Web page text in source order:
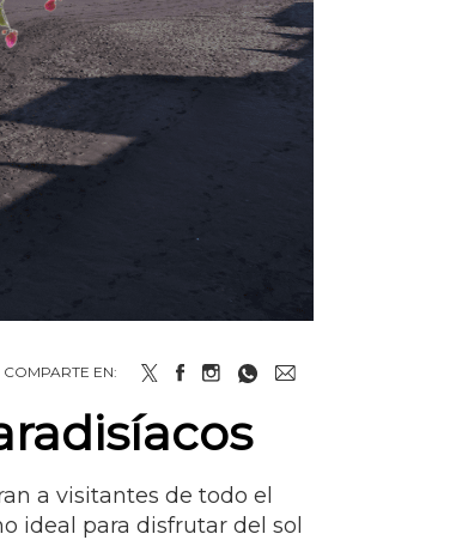
COMPARTE EN:
a visitantes de todo el
ideal para disfrutar del sol